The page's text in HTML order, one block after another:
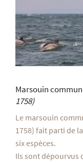
Marsouin commun
1758)
Le marsouin
1758) fait parti de
six espèces.
Ils sont dépourvus